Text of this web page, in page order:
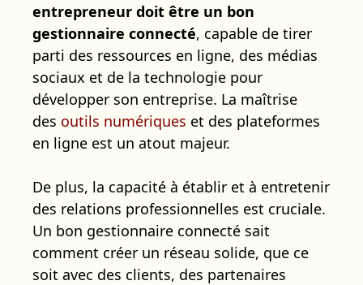
entrepreneur doit être un bon
gestionnaire connecté, capable de tirer
parti des ressources en ligne, des médias
sociaux et de la technologie pour
développer son entreprise. La maîtrise
des outils numériques et des plateformes
en ligne est un atout majeur.
De plus, la capacité à établir et à entretenir
des relations professionnelles est cruciale.
Un bon gestionnaire connecté sait
comment créer un réseau solide, que ce
soit avec des clients, des partenaires